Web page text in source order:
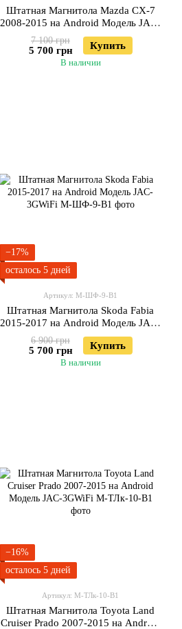
Штатная Магнитола Mazda CX-7
2008-2015 на Android Модель JAC-
3GWiFi
7 100 грн
5 700 грн Купить
В наличии
−17%
осталось 5 дней
Артикул: М-ШФ-9-В1
Штатная Магнитола Skoda Fabia
2015-2017 на Android Модель JAC-
3GWiFi
6 900 грн
5 700 грн Купить
В наличии
−16%
осталось 5 дней
Артикул: М-ТЛк-10-В1
Штатная Магнитола Toyota Land
Cruiser Prado 2007-2015 на Android